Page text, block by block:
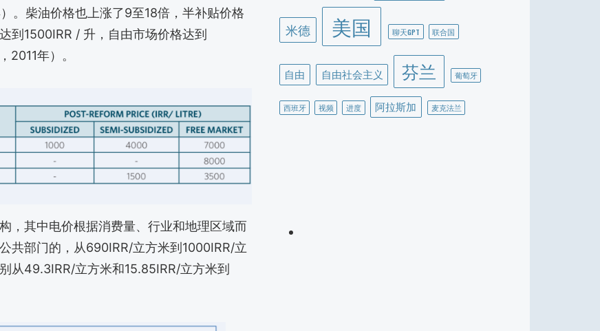
。柴油价格也上涨了9至18倍，半补贴价格
到1500IRR / 升，自由市场价格达到
2011年）。
，其中电价根据消费量、行业和地理区域而
共部门的，从690IRR/立方米到1000IRR/立
从49.3IRR/立方米和15.85IRR/立方米到
米德 美国 聊天GPT 联合国
自由 自由社会主义 芬兰 葡萄牙
西班牙 视频 进度 阿拉斯加 麦克法兰